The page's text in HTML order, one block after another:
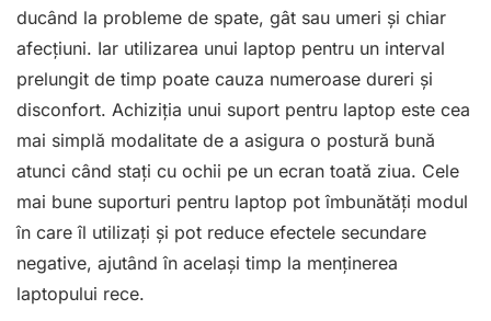
ducând la probleme de spate, gât sau umeri și chiar
afecțiuni. Iar utilizarea unui laptop pentru un interval
prelungit de timp poate cauza numeroase dureri și
disconfort. Achiziția unui suport pentru laptop este cea
mai simplă modalitate de a asigura o postură bună
atunci când stați cu ochii pe un ecran toată ziua. Cele
mai bune suporturi pentru laptop pot îmbunătăți modul
în care îl utilizați și pot reduce efectele secundare
negative, ajutând în același timp la menținerea
laptopului rece.